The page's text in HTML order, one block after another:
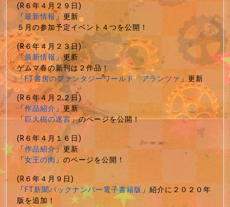
(R６年４月２９日)
「最新情報」更新
５月の参加予定イベント４つを公開！
(R６年４月２３日)
「最新情報」更新
ゲムマ春の新刊は２作品！
「FT書房のファンタジーワールド アランツァ」更新
(R６年４月２２日)
「作品紹介」更新
「巨大樹の迷宮」のページを公開！
(R６年４月１６日)
「作品紹介」更新
「女王の肉」のページを公開！
(R６年４月９日)
「FT新聞バックナンバー電子書籍版」紹介に２０２０年
版を追加！